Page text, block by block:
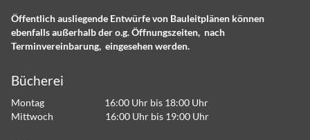
Öffentlich ausliegende Entwürfe von Bauleitplänen können
ebenfalls außerhalb der o.g. Öffnungszeiten, nach
Terminvereinbarung, eingesehen werden.
Bücherei
Montag 16:00 Uhr bis 18:00 Uhr
Mittwoch 16:00 Uhr bis 19:00 Uhr